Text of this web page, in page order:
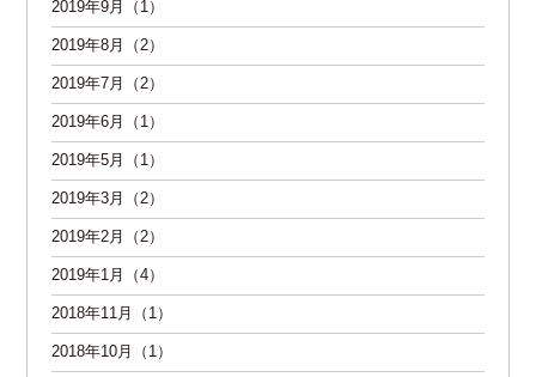
2019年9月（1）
2019年8月（2）
2019年7月（2）
2019年6月（1）
2019年5月（1）
2019年3月（2）
2019年2月（2）
2019年1月（4）
2018年11月（1）
2018年10月（1）